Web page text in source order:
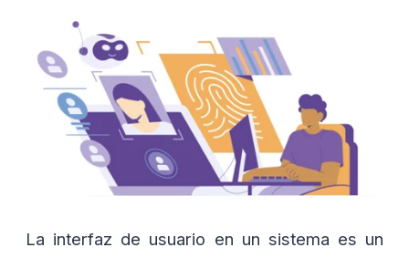
La interfaz de usuario en un sistema es un